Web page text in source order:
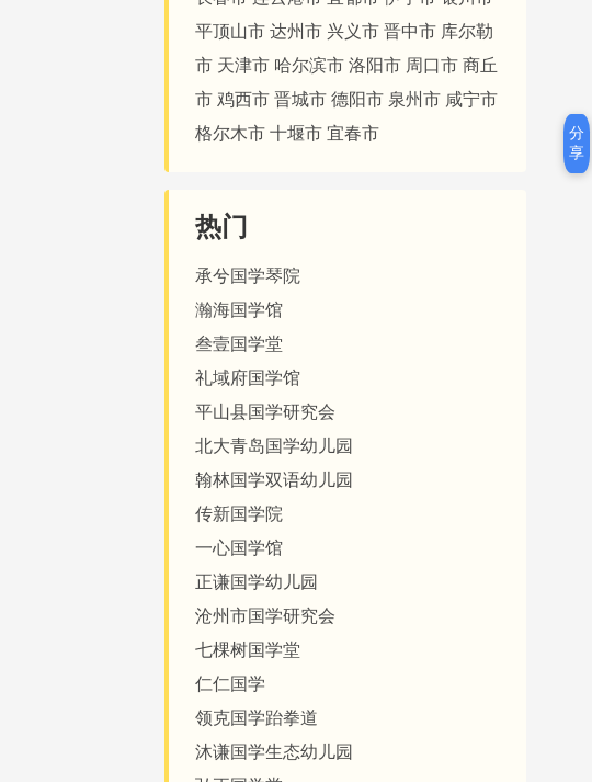
平顶山市 达州市 兴义市 晋中市 库尔勒
市 天津市 哈尔滨市 洛阳市 周口市 商丘
市 鸡西市 晋城市 德阳市 泉州市 咸宁市
格尔木市 十堰市 宜春市
热门
承兮国学琴院
瀚海国学馆
叁壹国学堂
礼域府国学馆
平山县国学研究会
北大青岛国学幼儿园
翰林国学双语幼儿园
传新国学院
一心国学馆
正谦国学幼儿园
沧州市国学研究会
七棵树国学堂
仁仁国学
领克国学跆拳道
沐谦国学生态幼儿园
分
享